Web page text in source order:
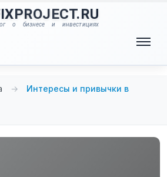
о бизнесе и инвестициях
→
Интересы и привычки в